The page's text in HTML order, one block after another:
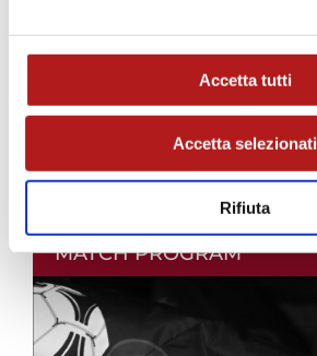
Accetta tutti
Accetta selezionati
Rifiuta
MATCH PROGRAM